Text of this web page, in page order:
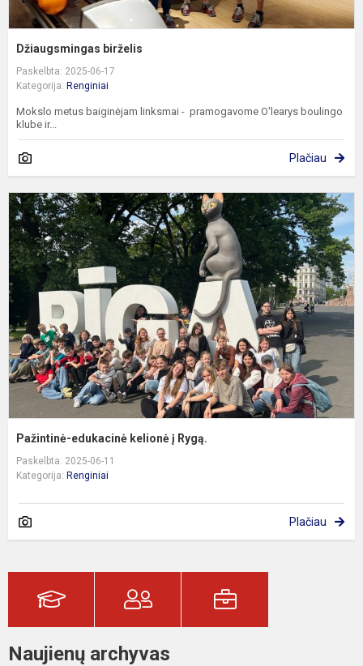
Džiaugsmingas birželis
Paskelbta: 2025-06-17
Kategorija: Renginiai
Mokslo metus baiginėjam linksmai - pramogavome O'learys boulingo
klube ir...
Plačiau
Pažintinė-edukacinė kelionė į Rygą.
Paskelbta: 2025-06-11
Kategorija: Renginiai
Plačiau
Naujienų archyvas